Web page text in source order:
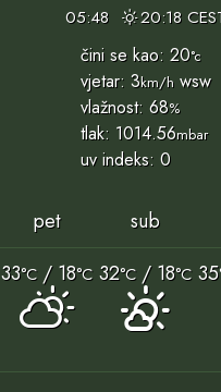
05:48 20:18
čini se kao: 20°c
vjetar: 3km/h wsw
vlažnost: 68%
tlak: 1014.56mbar
uv indeks: 0
pet sub
33°C / 18°C 32°C / 18°C 35